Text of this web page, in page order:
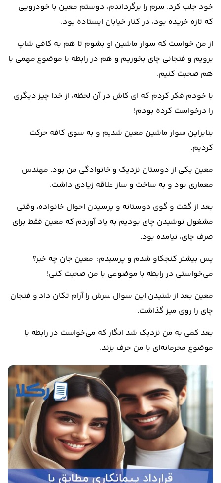
خود جلب کرد. سرم را برگرداندم، دوستم معین با خودرویی
که تازه خریده بود، در کنار خیابان ایستاده بود.
از من خواست که سوار ماشین او بشوم تا هم به کافی شاپ
برویم و فنجانی چای بخوریم و هم در رابطه با موضوع مهمی با
هم صحبت کنیم.
با خودم فکر کردم که ای کاش در آن لحظه، از خدا چیز دیگری
را درخواست کرده بودم!
بنابراین سوار ماشین معین شدیم و به سوی کافه حرکت
کردیم.
معین یکی از دوستان نزدیک و خانوادگی من بود. مهندس
معماری بود و به ساخت و ساز علاقه زیادی داشت.
بعد از گفت و گوی دوستانه و پرسیدن احوال خانواده، وقتی
مشغول نوشیدن چای بودیم به یاد آوردم که معین فقط برای
صرف چای، نیامده بود.
پس بیشتر کنجکاو شدم و پرسیدم: معین جان چه خبر؟
می‌خواستی در رابطه با موضوعی با من صحبت کنی!
معین بعد از شنیدن این سوال سرش را آرام تکان داد و فنجان
چای را روی میز گذاشت.
بعد کمی به من نزدیک شد انگار که می‌خواست در رابطه با
موضوع محرمانه‌ای با من حرف بزند.